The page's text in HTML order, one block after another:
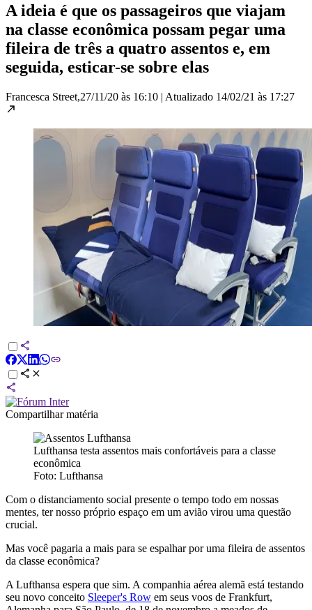
A ideia é que os passageiros que viajam
na classe econômica possam pegar uma
fileira de três a quatro assentos e, em
seguida, esticar-se sobre elas
Francesca Street,27/11/20 às 16:10 | Atualizado 14/02/21 às 17:27
Compartilhar matéria
Lufthansa testa assentos mais confortáveis para a classe
econômica
Foto: Lufthansa
Com o distanciamento social presente o tempo todo em nossas
mentes, ter nosso próprio espaço em um avião virou uma questão
crucial.
Mas você pagaria a mais para se espalhar por uma fileira de assentos
da classe econômica?
A Lufthansa espera que sim. A companhia aérea alemã está testando
seu novo conceito Sleeper's Row em seus voos de Frankfurt,